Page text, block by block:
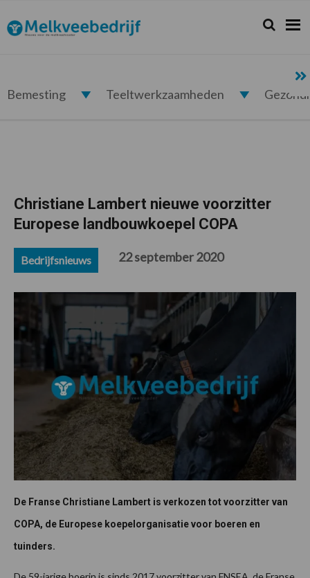
de
hoofdnavigatie
de
hoofd
de
eerste
de
voettekst
Melkveebedrijf.nl Zoeken...
Zoek
Bemesting Teeltwerkzaamheden
Christiane Lambert nieuwe voorzitter
Europese landbouwkoepel COPA
Bedrijfsnieuws 22 september 2020
De Franse Christiane Lambert is verkozen tot voorzitter van
COPA, de Europese koepelorganisatie voor boeren en
tuinders.